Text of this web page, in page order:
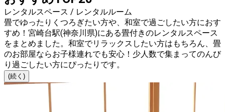
レンタルスペース / レンタルルーム
畳でゆったりくつろぎたい方や、和室で過ごしたい方におす
すめ！宮崎台駅(神奈川県)にある畳付きのレンタルスペース
をまとめました。和室でリラックスしたい方はもちろん、畳
のお部屋ならお子様連れでも安心！少人数で集まってのんび
り過ごしたい方にぴったりです。
(続く)